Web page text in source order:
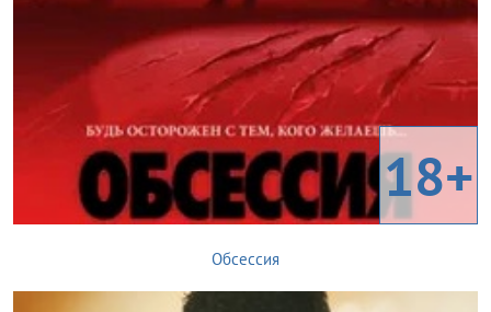
18+
Обсессия